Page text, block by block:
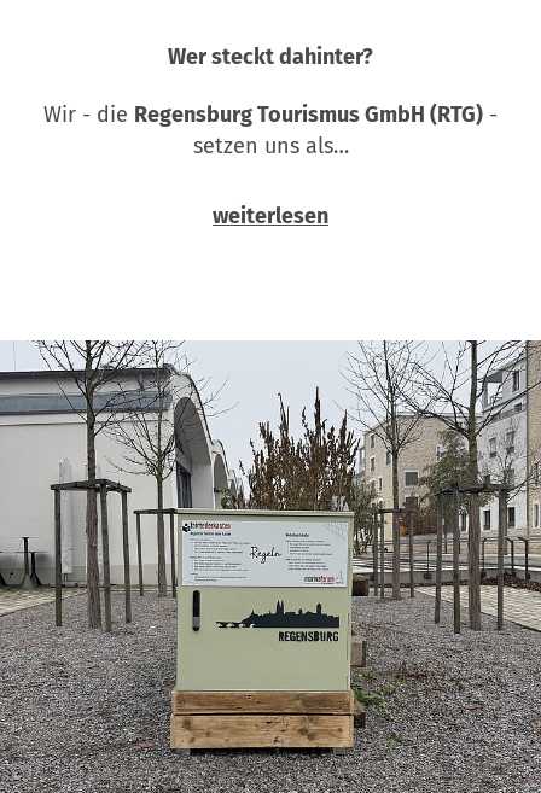
Wer steckt dahinter?
Wir - die Regensburg Tourismus GmbH (RTG) -
setzen uns als…
weiterlesen